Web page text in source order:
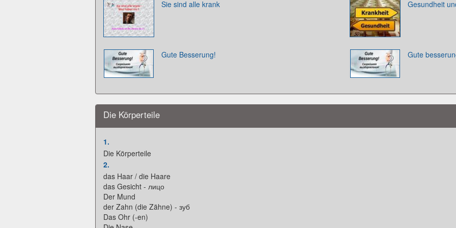
Sie sind alle krank Gesundheit
Gute Besserung! Gute
Die Körperteile
1.
Die Körperteile
2.
das Haar / die Haare
das Gesicht - лицо
Der Mund
der Zahn (die Zähne) - зуб
Das Ohr (-en)